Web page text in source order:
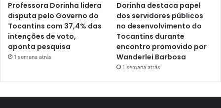
Professora Dorinha lidera
disputa pelo Governo do
Tocantins com 37,4% das
intenções de voto,
aponta pesquisa
1 semana atrás
Dorinha destaca papel
dos servidores públicos
no desenvolvimento do
Tocantins durante
encontro promovido por
Wanderlei Barbosa
1 semana atrás